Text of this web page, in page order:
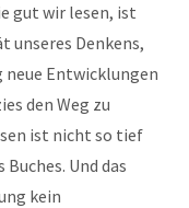
gut wir lesen, ist
unseres Denkens,
neue Entwicklungen
den Weg zu
ist nicht so tief
Und das
kein